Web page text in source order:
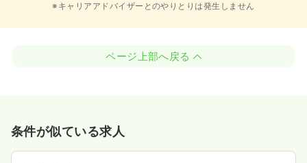
※キャリアアドバイザーとのやりとりは発生しません
ページ上部へ戻る
条件が似ている求人